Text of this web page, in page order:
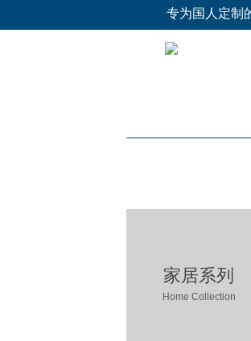
专为国人定制
家居系列
Home Collection